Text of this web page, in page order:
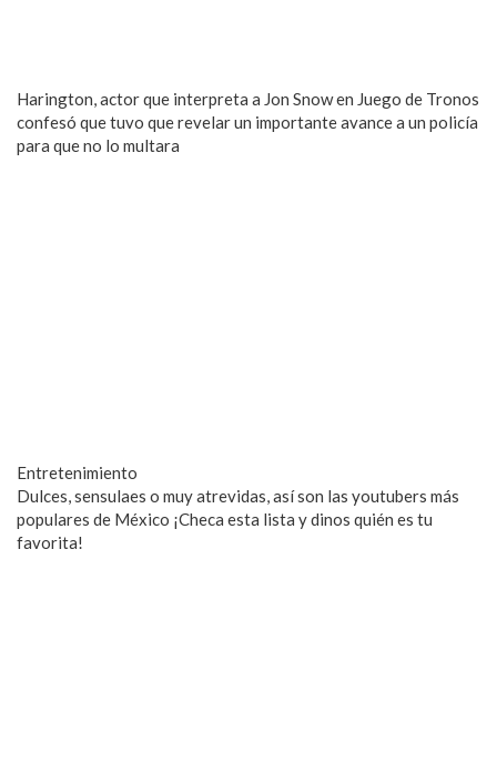
Harington, actor que interpreta a Jon Snow en Juego de Tronos
confesó que tuvo que revelar un importante avance a un policía
para que no lo multara
Entretenimiento
Dulces, sensulaes o muy atrevidas, así son las youtubers más
populares de México ¡Checa esta lista y dinos quién es tu
favorita!